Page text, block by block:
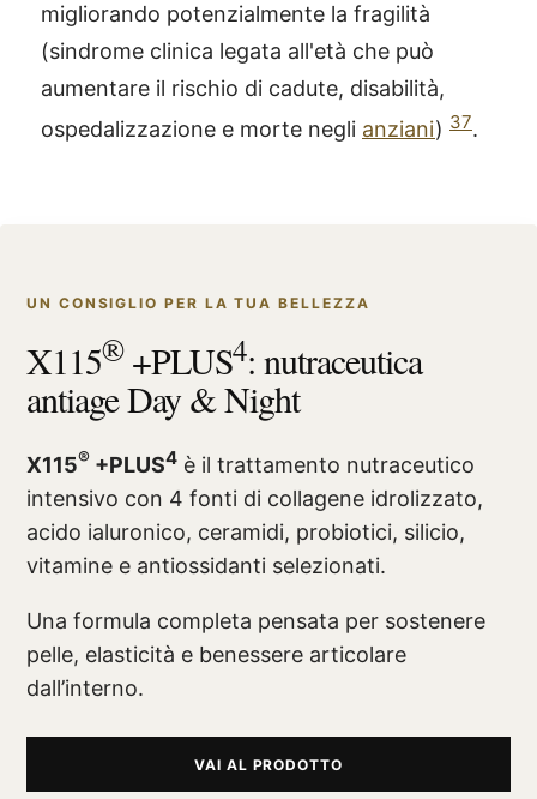
migliorando potenzialmente la fragilità
(sindrome clinica legata all'età che può
aumentare il rischio di cadute, disabilità,
ospedalizzazione e morte negli anziani) 37.
UN CONSIGLIO PER LA TUA BELLEZZA
X115®+PLUS4: nutraceutica
antiage Day & Night
X115® +PLUS4 è il trattamento nutraceutico
intensivo con 4 fonti di collagene idrolizzato,
acido ialuronico, ceramidi, probiotici, silicio,
vitamine e antiossidanti selezionati.
Una formula completa pensata per sostenere
pelle, elasticità e benessere articolare
dall’interno.
VAI AL PRODOTTO